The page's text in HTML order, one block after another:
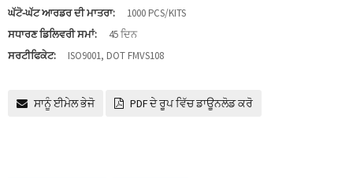
ਘੱਟੋ-ਘੱਟ ਆਰਡਰ ਦੀ ਮਾਤਰਾ:
1000 PCS/KITS
ਸਧਾਰਣ ਡਿਲਿਵਰੀ ਸਮਾਂ:
45 ਦਿਨ
ਸਰਟੀਫਿਕੇਟ:
ISO9001, DOT FMVS108
ਸਾਨੂੰ ਈਮੇਲ ਭੇਜੋ PDF ਦੇ ਰੂਪ ਵਿੱਚ ਡਾਊਨਲੋਡ ਕਰੋ